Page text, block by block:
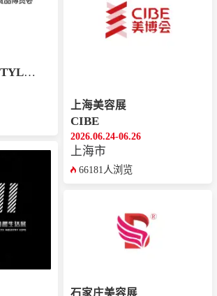
BEAUTY LIFESTYLE EXPO
上海美容展
CIBE
2026.06.24-06.26
上海市
66181人浏览
石家庄美容展